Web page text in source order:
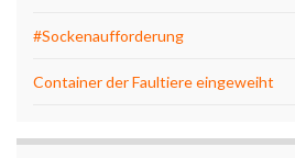
#Sockenaufforderung
Container der Faultiere eingeweiht